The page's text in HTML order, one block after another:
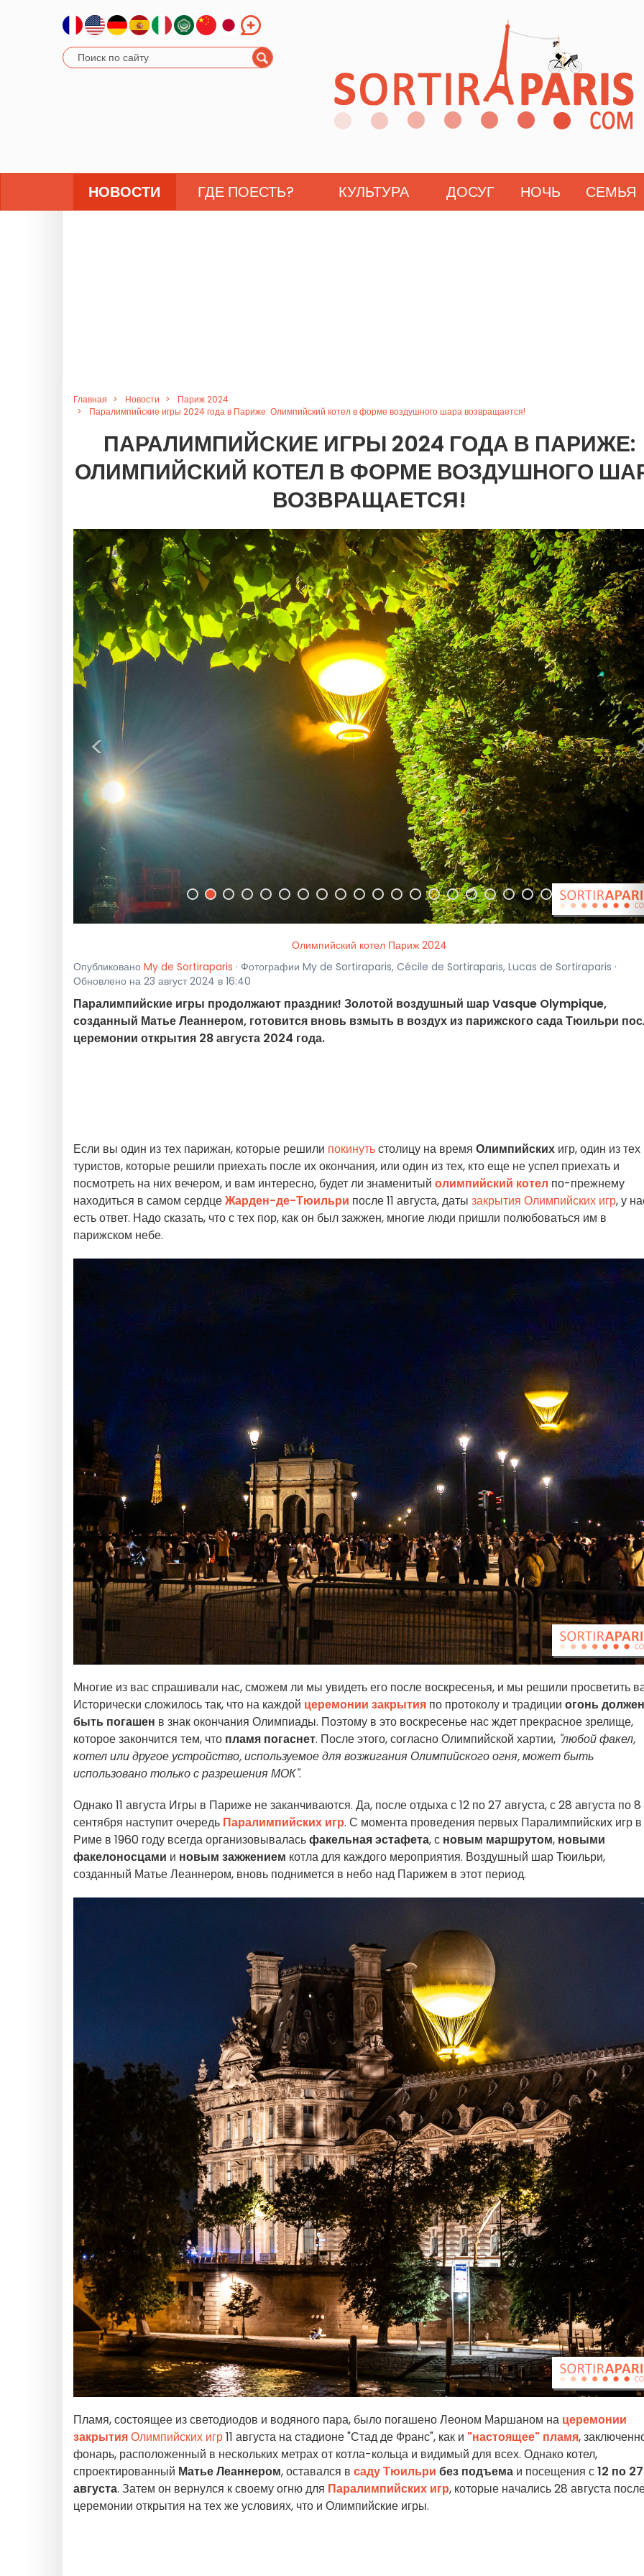
НОВОСТИ ГДЕ ПОЕСТЬ? КУЛЬТУРА ДОСУГ НОЧЬ СЕМЬЯ
Главная Новости
Париж 2024
Паралимпийские игры 2024 года в Париже: Олимпийский котел в форме воздушного шара возвращается!
ПАРАЛИМПИЙСКИЕ ИГРЫ 2024 ГОДА В ПАРИЖЕ:
ОЛИМПИЙСКИЙ КОТЕЛ В ФОРМЕ ВОЗДУШНОГО
ВОЗВРАЩАЕТСЯ!
<
Олимпийский котел Париж 2024
Опубликовано My de Sortiraparis · Фотографии My de Sortiraparis, Cécile de Sortiraparis, Lucas de Sortiraparis ·
Обновлено на 23 август 2024 в 16:40
Паралимпийские игры продолжают праздник! Золотой воздушный шар Vasque Olympique,
созданный Матье Леаннером, готовится вновь взмыть в воздух из парижского сада Тюильри
церемонии открытия 28 августа 2024 года.
Если вы один из тех парижан, которые решили покинутьстолицу на время Олимпийских игр, один из тех
туристов, которые решили приехать после их окончания, или один из тех, кто еще не успел приехать и
посмотреть на них вечером, и вам интересно, будет ли знаменитый олимпийский котел по-прежнему
находиться в самом сердцеЖарден-де-Тюильри после 11 августа, даты закрытия Олимпийских игр, у
есть ответ. Надо сказать, что с тех пор, как он был зажжен, многие люди пришли полюбоваться им в
парижском небе.
Многие из вас спрашивали нас, сможем ли мы увидеть его после воскресенья, и мы решили просветить
Исторически сложилось так, что на каждой церемонии закрытия по протоколу и традиции огонь должен
быть погашен в знак окончания Олимпиады. Поэтому в это воскресенье нас ждет прекрасное зрелище,
которое закончится тем, что пламя погаснет. После этого, согласно Олимпийской хартии, "любой факел,
котел или другое устройство, используемое для возжигания Олимпийского огня, может быть
использовано только с разрешения МОК".
Однако 11 августа Игры в Париже не заканчиваются. Да, после отдыха с 12 по 27 августа, с 28 августа по 8
сентября наступит очередь Паралимпийских игр. С момента проведения первых Паралимпийских игр в
Риме в 1960 году всегда организовываласьфакельная эстафета, с новым маршрутом, новыми
факелоносцами и новым зажжением котла для каждого мероприятия. Воздушный шар Тюильри,
созданный Матье Леаннером, вновь поднимется в небо над Парижем в этот период.
Пламя, состоящее из светодиодов и водяного пара, было погашено Леоном Маршаном на церемонии
закрытияОлимпийских игр11 августа на стадионе "Стад де Франс", как и "настоящее" пламя,
фонарь, расположенный в нескольких метрах от котла-кольца и видимый для всех. Однако котел,
спроектированный Матье Леаннером, оставался в саду Тюильри без подъема и посещения с12 по 27
августа. Затем он вернулся к своему огню для Паралимпийских игр, которые начались 28 августа
церемонии открытия на тех же условиях, что и Олимпийские игры.